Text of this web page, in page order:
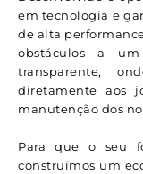
em tecnologia e
de alta
obstáculos a
transparente,
diretamente aos
manutenção dos
Para que o seu
construímos um